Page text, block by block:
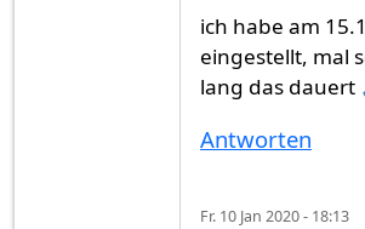
ich habe am
eingestellt, mal
lang das dauert
Antworten
Fr. 10 Jan 2020 - 18:13